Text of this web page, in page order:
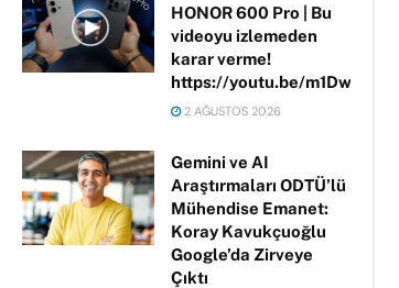
HONOR 600 Pro | Bu
videoyu izlemeden
karar verme!
https://youtu.be/
2 AĞUSTOS 2026
Gemini ve AI
Araştırmaları ODTÜ’lü
Mühendise Emanet:
Koray Kavukçuoğlu
Google’da Zirveye
Çıktı